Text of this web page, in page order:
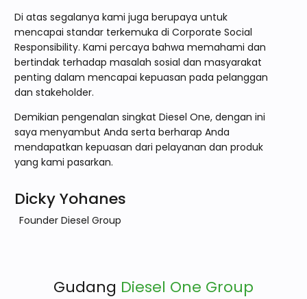
Di atas segalanya kami juga berupaya untuk
mencapai standar terkemuka di Corporate Social
Responsibility. Kami percaya bahwa memahami dan
bertindak terhadap masalah sosial dan masyarakat
penting dalam mencapai kepuasan pada pelanggan
dan stakeholder.
Demikian pengenalan singkat Diesel One, dengan ini
saya menyambut Anda serta berharap Anda
mendapatkan kepuasan dari pelayanan dan produk
yang kami pasarkan.
Dicky Yohanes
Founder Diesel Group
Gudang Diesel One Group